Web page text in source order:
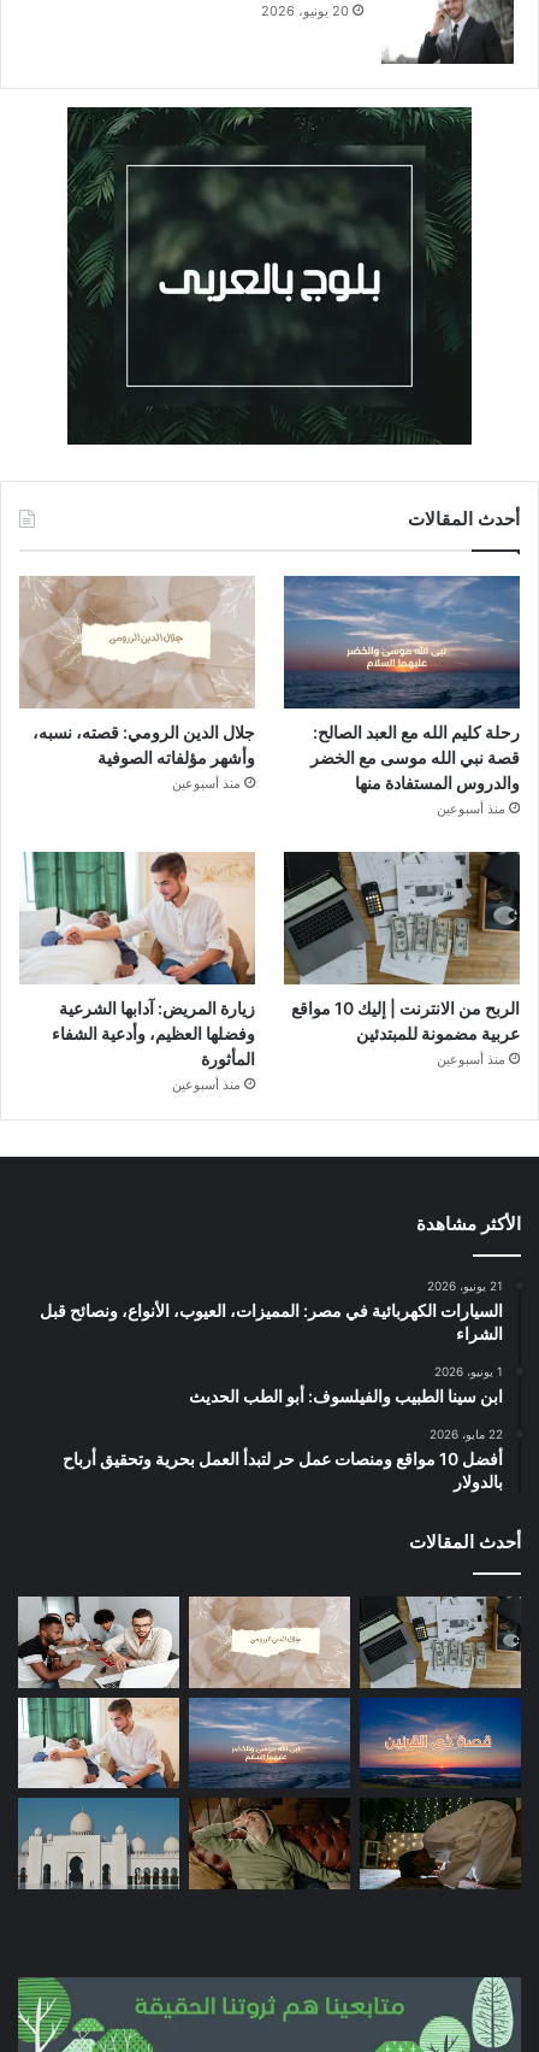
20 يونيو، 2026
أحدث المقالات
رحلة كليم الله مع العبد الصالح:
قصة نبي الله موسى مع الخضر
والدروس المستفادة منها
منذ أسبوعين
جلال الدين الرومي: قصته، نسبه،
وأشهر مؤلفاته الصوفية
منذ أسبوعين
الربح من الانترنت | إليك 10 مواقع
عربية مضمونة للمبتدئين
منذ أسبوعين
زيارة المريض: آدابها الشرعية
وفضلها العظيم، وأدعية الشفاء
المأثورة
منذ أسبوعين
الأكثر مشاهدة
21 يونيو، 2026
السيارات الكهربائية في مصر: المميزات، العيوب، الأنواع، ونصائح قبل
الشراء
1 يونيو، 2026
ابن سينا الطبيب والفيلسوف: أبو الطب الحديث
22 مايو، 2026
أفضل 10 مواقع ومنصات عمل حر لتبدأ العمل بحرية وتحقيق أرباح
بالدولار
أحدث المقالات